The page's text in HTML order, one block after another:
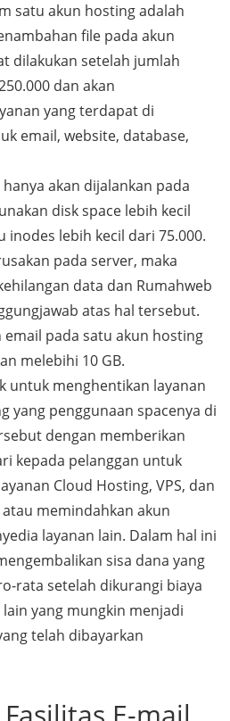
satu akun hosting adalah
file pada akun
dilakukan setelah jumlah
dan akan
yang terdapat di
email, website, database,
akan dijalankan pada
disk space lebih kecil
inodes lebih kecil dari 75.000.
pada server, maka
data dan Rumahweb
atas hal tersebut.
pada satu akun hosting
melebihi 10 GB.
untuk menghentikan layanan
yang penggunaan spacenya di
dengan memberikan
kepada pelanggan untuk
Cloud Hosting, VPS, dan
memindahkan akun
layanan lain. Dalam hal ini
sisa dana yang
rata setelah dikurangi biaya
yang mungkin menjadi
telah dibayarkan